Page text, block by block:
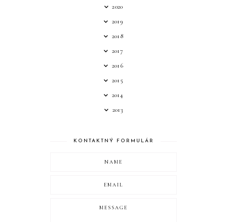
2020
2019
2018
2017
2016
2015
2014
2013
KONTAKTNÝ FORMULÁR